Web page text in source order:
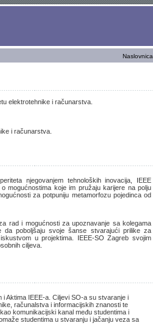
Naslovnica
elektrotehnike i računarstva.
i računarstva.
njegovanjem tehnoloških inovacija, IEEE
mogućnostima koje im pružaju karijere na polju
za potpuniju metamorfozu pojedinca od
rad i mogućnosti za upoznavanje sa kolegama
poboljšaju svoje šanse stvarajući prilike za
u projektima. IEEE-SO Zagreb svojim
ciljeva.
Aktima IEEE-a. Ciljevi SO-a su stvaranje i
računalstva i informacijskih znanosti te
komunikacijski kanal među studentima i
studentima u stvaranju i jačanju veza sa